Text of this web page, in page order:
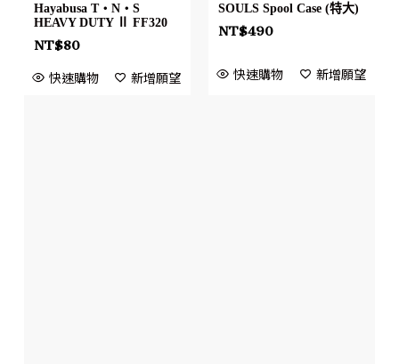
Hayabusa T・N・S
HEAVY DUTY Ⅱ FF320
NT$80
快速購物 新增願望
SOULS Spool Case (特大)
NT$490
快速購物 新增願望